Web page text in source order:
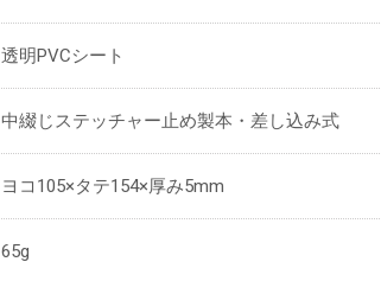
透明PVCシート
中綴じステッチャー止め製本・差し込み式
ヨコ105×タテ154×厚み5mm
65g